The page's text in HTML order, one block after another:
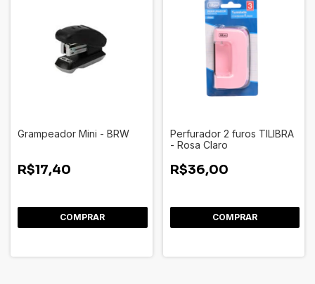
Grampeador Mini - BRW
R$17,40
Perfurador 2 furos TILIBRA
- Rosa Claro
R$36,00